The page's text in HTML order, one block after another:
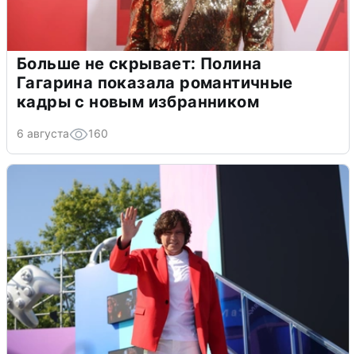
Больше не скрывает: Полина
Гагарина показала романтичные
кадры с новым избранником
6 августа 160